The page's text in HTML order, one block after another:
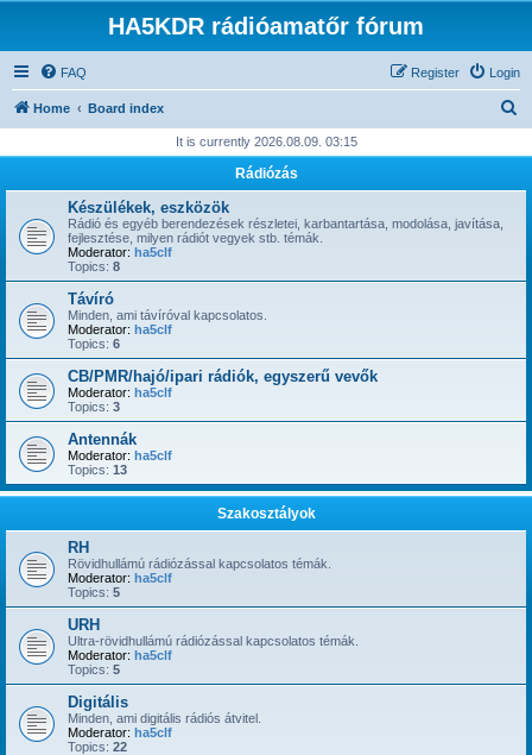
HA5KDR rádióamatőr fórum
FAQ Login
Register
Home Board index
r
It is currently 2026.08.09. 03:15
Rádiózás
Készülékek, eszközök
Rádió és egyéb berendezések részletei, karbantartása, modolása, javítása,
fejlesztése, milyen rádiót vegyek stb. témák.
Moderator: ha5clf
Topics: 8
Távíró
Minden, ami távíróval kapcsolatos.
Moderator: ha5clf
Topics: 6
CB/PMR/hajó/ipari rádiók, egyszerű vevők
Moderator: ha5clf
Topics: 3
Antennák
Moderator: ha5clf
Topics: 13
Szakosztályok
RH
Rövidhullámú rádiózással kapcsolatos témák.
Moderator: ha5clf
Topics: 5
URH
Ultra-rövidhullámú rádiózással kapcsolatos témák.
Moderator: ha5clf
Topics: 5
Digitális
Minden, ami digitális rádiós átvitel.
Moderator: ha5clf
Topics: 22